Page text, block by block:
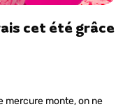
cet été grâce
mercure monte, on ne